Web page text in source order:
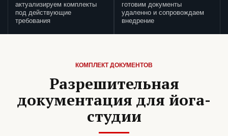
актуализируем комплекты
под действующие
требования
готовим документы
удаленно и сопровождаем
внедрение
КОМПЛЕКТ ДОКУМЕНТОВ
Разрешительная
документация для йога-
студии